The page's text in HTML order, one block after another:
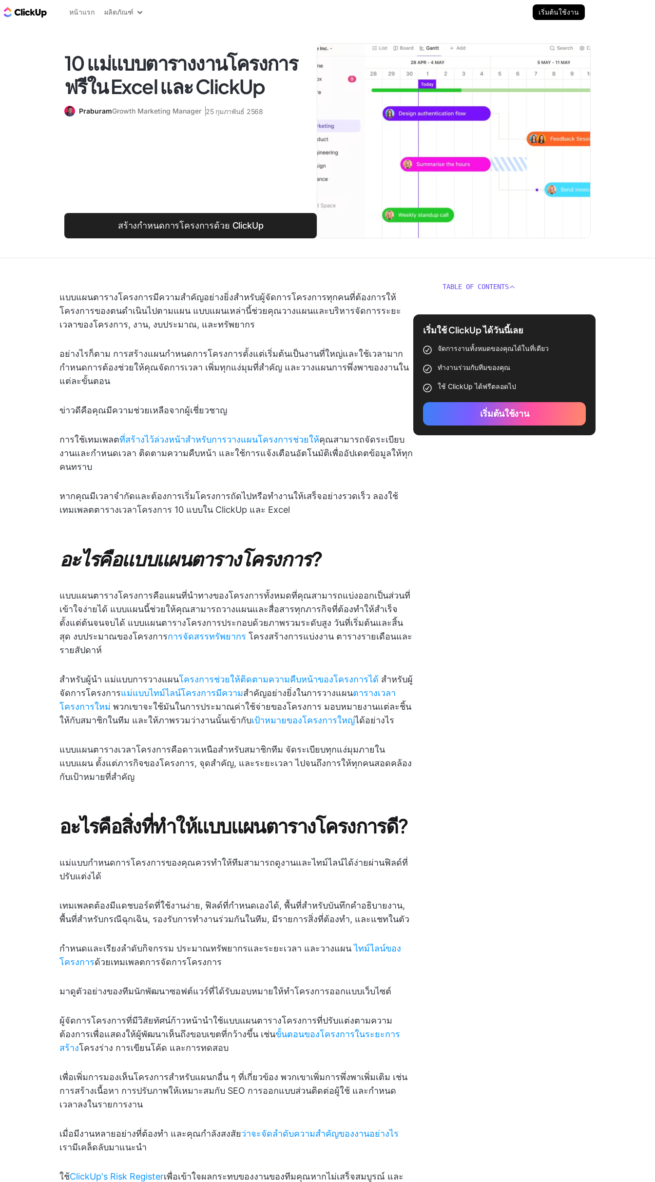
บล็อก ClickUp
หน้าแรก ผลิตภัณฑ์ เริ่มต้นใช้งาน
10 แม่แบบตารางงานโครงการ
ฟรีใน Excel และ ClickUp
PraburamGrowth Marketing Manager 25 กุมภาพันธ์ 2568
สร้างกำหนดการโครงการด้วย ClickUp
แบบแผนตารางโครงการมีความสำคัญอย่างยิ่งสำหรับผู้จัดการโครงการทุกคนที่ต้องการให้
โครงการของตนดำเนินไปตามแผน แบบแผนเหล่านี้ช่วยคุณวางแผนและบริหารจัดการระยะ
เวลาของโครงการ, งาน, งบประมาณ, และทรัพยากร
อย่างไรก็ตาม การสร้างแผนกำหนดการโครงการตั้งแต่เริ่มต้นเป็นงานที่ใหญ่และใช้เวลามาก
กำหนดการต้องช่วยให้คุณจัดการเวลา เพิ่มทุกแง่มุมที่สำคัญ และวางแผนการพึ่งพาของงานใน
แต่ละขั้นตอน
ข่าวดีคือคุณมีความช่วยเหลือจากผู้เชี่ยวชาญ
การใช้เทมเพลตที่สร้างไว้ล่วงหน้าสำหรับการวางแผนโครงการช่วยให้คุณสามารถจัดระเบียบ
งานและกำหนดเวลา ติดตามความคืบหน้า และใช้การแจ้งเตือนอัตโนมัติเพื่ออัปเดตข้อมูลให้ทุก
คนทราบ
หากคุณมีเวลาจำกัดและต้องการเริ่มโครงการถัดไปหรือทำงานให้เสร็จอย่างรวดเร็ว ลองใช้
เทมเพลตตารางเวลาโครงการ 10 แบบใน ClickUp และ Excel
อะไรคือแบบแผนตารางโครงการ?
แบบแผนตารางโครงการคือแผนที่นำทางของโครงการทั้งหมดที่คุณสามารถแบ่งออกเป็นส่วนที่
เข้าใจง่ายได้ แบบแผนนี้ช่วยให้คุณสามารถวางแผนและสื่อสารทุกภารกิจที่ต้องทำให้สำเร็จ
ตั้งแต่ต้นจนจบได้ แบบแผนตารางโครงการประกอบด้วยภาพรวมระดับสูง วันที่เริ่มต้นและสิ้น
สุด งบประมาณของโครงการการจัดสรรทรัพยากร โครงสร้างการแบ่งงาน ตารางรายเดือนและ
รายสัปดาห์
สำหรับผู้นำ แม่แบบการวางแผนโครงการช่วยให้ติดตามความคืบหน้าของโครงการได้ สำหรับผู้
จัดการโครงการแม่แบบไทม์ไลน์โครงการมีความสำคัญอย่างยิ่งในการวางแผนตารางเวลา
โครงการใหม่ พวกเขาจะใช้มันในการประมาณค่าใช้จ่ายของโครงการ มอบหมายงานแต่ละชิ้น
ให้กับสมาชิกในทีม และให้ภาพรวมว่างานนั้นเข้ากับเป้าหมายของโครงการใหญ่ได้อย่างไร
แบบแผนตารางเวลาโครงการคือดาวเหนือสำหรับสมาชิกทีม จัดระเบียบทุกแง่มุมภายใน
แบบแผน ตั้งแต่ภารกิจของโครงการ, จุดสำคัญ, และระยะเวลา ไปจนถึงการให้ทุกคนสอดคล้อง
กับเป้าหมายที่สำคัญ
อะไรคือสิ่งที่ทำให้แบบแผนตารางโครงการดี?
แม่แบบกำหนดการโครงการของคุณควรทำให้ทีมสามารถดูงานและไทม์ไลน์ได้ง่ายผ่านฟิลด์ที่
ปรับแต่งได้
เทมเพลตต้องมีแดชบอร์ดที่ใช้งานง่าย, ฟิลด์ที่กำหนดเองได้, พื้นที่สำหรับบันทึกคำอธิบายงาน,
พื้นที่สำหรับกรณีฉุกเฉิน, รองรับการทำงานร่วมกันในทีม, มีรายการสิ่งที่ต้องทำ, และแชทในตัว
กำหนดและเรียงลำดับกิจกรรม ประมาณทรัพยากรและระยะเวลา และวางแผนไทม์ไลน์ของ
โครงการด้วยเทมเพลตการจัดการโครงการ
มาดูตัวอย่างของทีมนักพัฒนาซอฟต์แวร์ที่ได้รับมอบหมายให้ทำโครงการออกแบบเว็บไซต์
ผู้จัดการโครงการที่มีวิสัยทัศน์ก้าวหน้านำใช้แบบแผนตารางโครงการที่ปรับแต่งตามความ
ต้องการเพื่อแสดงให้ผู้พัฒนาเห็นถึงขอบเขตที่กว้างขึ้น เช่นขั้นตอนของโครงการในระยะการ
สร้างโครงร่าง การเขียนโค้ด และการทดสอบ
เพื่อเพิ่มการมองเห็นโครงการสำหรับแผนกอื่น ๆ ที่เกี่ยวข้อง พวกเขาเพิ่มการพึ่งพาเพิ่มเติม เช่น
การสร้างเนื้อหา การปรับภาพให้เหมาะสมกับ SEO การออกแบบส่วนติดต่อผู้ใช้ และกำหนด
เวลาลงในรายการงาน
เมื่อมีงานหลายอย่างที่ต้องทำ และคุณกำลังสงสัยว่าจะจัดลำดับความสำคัญของงานอย่างไร
เรามีเคล็ดลับมาแนะนำ
ใช้ClickUp's Risk Registerเพื่อเข้าใจผลกระทบของงานของทีมคุณหากไม่เสร็จสมบูรณ์ และ
TABLE OF CONTENTS
เริ่มใช้ ClickUp ได้วันนี้เลย
จัดการงานทั้งหมดของคุณได้ในที่เดียว
ทำงานร่วมกับทีมของคุณ
ใช้ ClickUp ได้ฟรีตลอดไป
เริ่มต้นใช้งาน